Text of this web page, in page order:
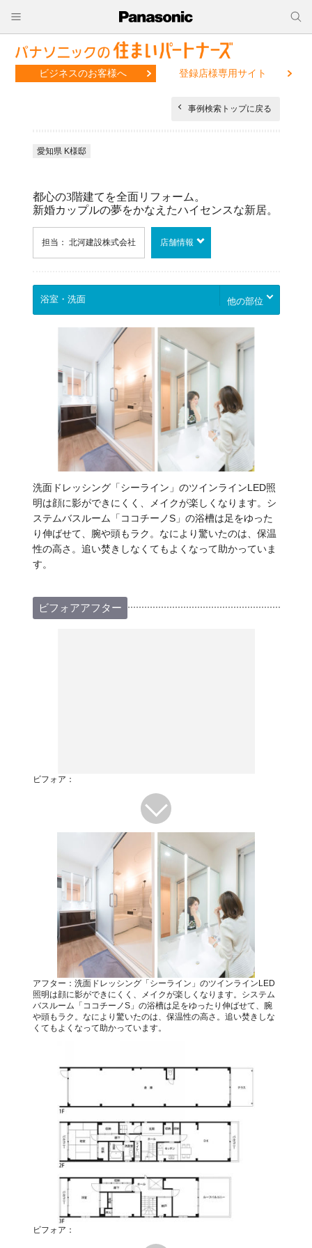
ビジネスのお客様へ 登録店様専用サイト
事例検索トップに戻る
愛知県 K様邸
都心の3階建てを全面リフォーム。
新婚カップルの夢をかなえたハイセンスな新居。
担当： 北河建設株式会社 店舗情報
他の部位
洗面ドレッシング「シーライン」のツインラインLED照
明は顔に影ができにくく、メイクが楽しくなります。シ
ステムバスルーム「ココチーノS」の浴槽は足をゆった
り伸ばせて、腕や頭もラク。なにより驚いたのは、保温
性の高さ。追い焚きしなくてもよくなって助かっていま
す。
ビフォアアフター
ビフォア：
アフター：洗面ドレッシング「シーライン」のツインラインLED
照明は顔に影ができにくく、メイクが楽しくなります。システム
バスルーム「ココチーノS」の浴槽は足をゆったり伸ばせて、腕
や頭もラク。なにより驚いたのは、保温性の高さ。追い焚きしな
くてもよくなって助かっています。
ビフォア：